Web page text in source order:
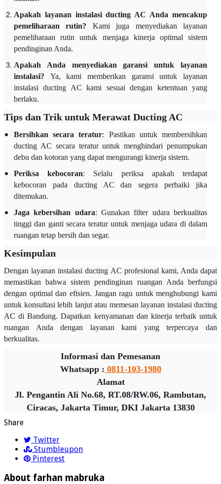
Apakah layanan instalasi ducting AC Anda mencakup
pemeliharaan rutin? Kami juga menyediakan layanan
pemeliharaan rutin untuk menjaga kinerja optimal sistem
pendinginan Anda.
Apakah Anda menyediakan garansi untuk layanan
instalasi? Ya, kami memberikan garansi untuk layanan
instalasi ducting AC kami sesuai dengan ketentuan yang
berlaku.
Tips dan Trik untuk Merawat Ducting AC
Bersihkan secara teratur: Pastikan untuk membersihkan
ducting AC secara teratur untuk menghindari penumpukan
debu dan kotoran yang dapat mengurangi kinerja sistem.
Periksa kebocoran: Selalu periksa apakah terdapat
kebocoran pada ducting AC dan segera perbaiki jika
ditemukan.
Jaga kebersihan udara: Gunakan filter udara berkualitas
tinggi dan ganti secara teratur untuk menjaga udara di dalam
ruangan tetap bersih dan segar.
Kesimpulan
Dengan layanan instalasi ducting AC profesional kami, Anda dapat
memastikan bahwa sistem pendinginan ruangan Anda berfungsi
dengan optimal dan efisien. Jangan ragu untuk menghubungi kami
untuk konsultasi lebih lanjut atau memesan layanan instalasi ducting
AC di Bandung. Dapatkan kenyamanan dan kinerja terbaik untuk
ruangan Anda dengan layanan kami yang terpercaya dan
berkualitas.
Informasi dan Pemesanan
Whatsapp : 0811-103-1980
Alamat
Jl. Pengantin Ali No.68, RT.08/RW.06, Rambutan,
Ciracas, Jakarta Timur, DKI Jakarta 13830
Share
Twitter
Stumbleupon
Pinterest
About farhan mabruka